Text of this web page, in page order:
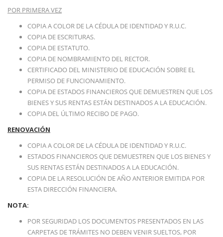
POR PRIMERA VEZ
COPIA A COLOR DE LA CÉDULA DE IDENTIDAD Y R.U.C.
COPIA DE ESCRITURAS.
COPIA DE ESTATUTO.
COPIA DE NOMBRAMIENTO DEL RECTOR.
CERTIFICADO DEL MINISTERIO DE EDUCACIÓN SOBRE EL
PERMISO DE FUNCIONAMIENTO.
COPIA DE ESTADOS FINANCIEROS QUE DEMUESTREN QUE LOS
BIENES Y SUS RENTAS ESTÁN DESTINADOS A LA EDUCACIÓN.
COPIA DEL ÚLTIMO RECIBO DE PAGO.
RENOVACIÓN
COPIA A COLOR DE LA CÉDULA DE IDENTIDAD Y R.U.C.
ESTADOS FINANCIEROS QUE DEMUESTREN QUE LOS BIENES Y
SUS RENTAS ESTÁN DESTINADOS A LA EDUCACIÓN.
COPIA DE LA RESOLUCIÓN DE AÑO ANTERIOR EMITIDA POR
ESTA DIRECCIÓN FINANCIERA.
NOTA:
POR SEGURIDAD LOS DOCUMENTOS PRESENTADOS EN LAS
CARPETAS DE TRÁMITES NO DEBEN VENIR SUELTOS, POR